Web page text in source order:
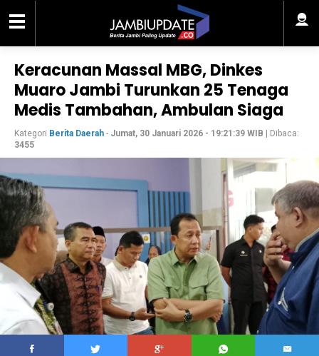
Keracunan Massal MBG, Dinkes
Muaro Jambi Turunkan 25 Tenaga
Medis Tambahan, Ambulan Siaga
Kategori Berita Daerah - Jumat, 30 Januari 2026 - 19:21:39 WIB | Dibaca:
3455